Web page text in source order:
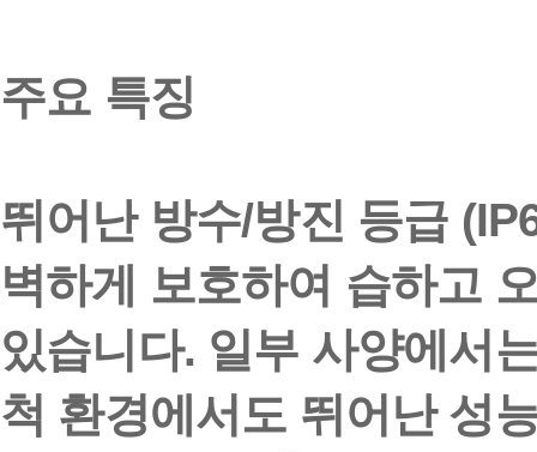
주요 특징
뛰어난 방수/방진 등급
벽하게 보호하여 습하고
있습니다. 일부 사양에서
척 환경에서도 뛰어난 성